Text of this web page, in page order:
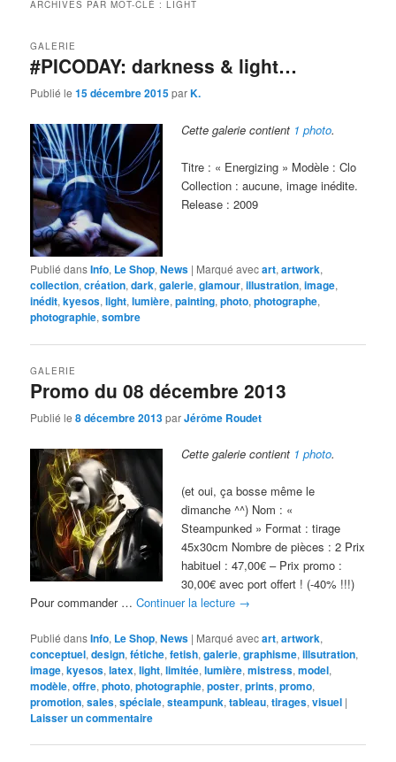
ARCHIVES PAR MOT-CLÉ :LIGHT
#PICODAY: darkness & light…
GALERIE
Publié le15 décembre 2015parK.
Cette galerie contient 1 photo.
Titre : « Energizing » Modèle : Clo
Collection : aucune, image inédite.
Release : 2009
Publié dansInfo, Le Shop,News | Marqué avecart,artwork,
collection,création,dark,galerie,glamour,illustration,image,
inédit,kyesos,light,lumière,painting,photo,photographe,
photographie,sombre
Promo du 08 décembre 2013
GALERIE
Publié le8 décembre 2013parJérôme Roudet
Cette galerie contient 1 photo.
(et oui, ça bosse même le
dimanche ^^) Nom : «
Steampunked » Format : tirage
45x30cm Nombre de pièces : 2 Prix
habituel : 47,00€ – Prix promo :
30,00€ avec port offert ! (-40% !!!)
Pour commander …Continuer la lecture →
Publié dansInfo, Le Shop,News | Marqué avecart,artwork,
conceptuel,design,fétiche,fetish,galerie,graphisme,illsutration,
image,kyesos,latex,light,limitée,lumière,mistress,model,
modèle,offre,photo,photographie,poster,prints,promo,
promotion,sales,spéciale,steampunk,tableau,tirages,visuel |
Laisser un commentaire